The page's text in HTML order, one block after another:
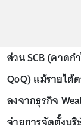
ส่วน SCB (คาดก
QoQ) แม้รายได้
ลงจากธุรกิจ
จ่ายการจัดตั้งบริ